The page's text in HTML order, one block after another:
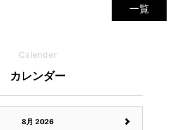
一覧
Calender
カレンダー
8月 2026